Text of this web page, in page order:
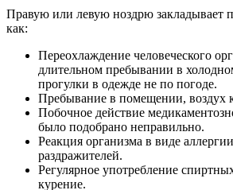
Правую или левую ноздрю закладывает
как:
Переохлаждение человеческого
длительном пребывании в
прогулки в одежде не по погоде.
Пребывание в помещении, воздух
Побочное действие
было подобрано неправильно.
Реакция организма в виде
раздражителей.
Регулярное употребление
курение.